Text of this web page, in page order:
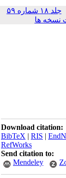
جلد ۱۸ شماره ۵۹
Download
BibTeX|
RefWorks
Send